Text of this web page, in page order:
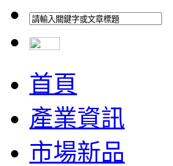
首頁
產業資訊
市場新品